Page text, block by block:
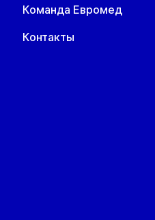
Команда Евромед
Контакты